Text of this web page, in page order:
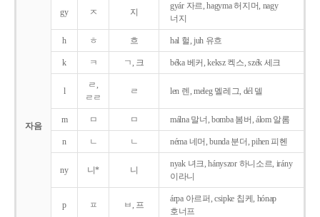
자음
gy ㅈ 지
gyár 자르, hagyma 허지머, nagy
너지
h ㅎ 흐 hal 헐, juh 유흐
k ㅋ ㄱ, 크 béka 베커, keksz 켁스, szék 세크
l
ㄹ,
ㄹㄹ
ㄹ len 렌, meleg 멜레그, dél 델
m ㅁ ㅁ málna 말너, bomba 봄버, álom 알롬
n ㄴ ㄴ néma 네머, bunda 분더, pihen 피헨
ny 니* 니
nyak 녀크, hányszor 하니소르, irány
이라니
p ㅍ ㅂ, 프
árpa 아르퍼, csipke 칩케, hónap
호너프